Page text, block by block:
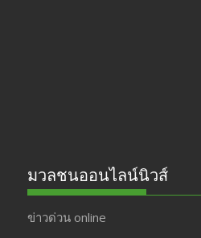
มวลชนออนไลน์นิวส์
ข่าวด่วน online